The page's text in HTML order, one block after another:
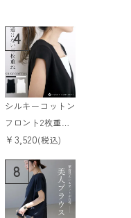
4
シルキーコットン
フロント2枚重ね
スクエアタンクト
可/ma1.5】
¥ 3,520(税込)
8